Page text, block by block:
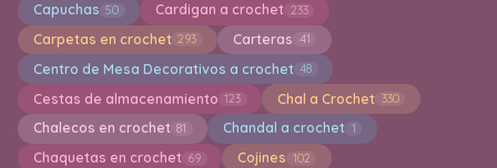
Capuchas 50 Cardigan a crochet 233
Carpetas en crochet 293 Carteras 41
Centro de Mesa Decorativos a crochet 48
Cestas de almacenamiento 123 Chal a Crochet 330
Chalecos en crochet 81 Chandal a crochet 1
Chaquetas en crochet 69 Cojines 102